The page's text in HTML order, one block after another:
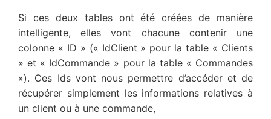
Si ces deux tables ont été créées de manière
intelligente, elles vont chacune contenir une
colonne « ID » (« IdClient » pour la table « Clients
» et « IdCommande » pour la table « Commandes
»). Ces Ids vont nous permettre d’accéder et de
récupérer simplement les informations relatives à
un client ou à une commande,